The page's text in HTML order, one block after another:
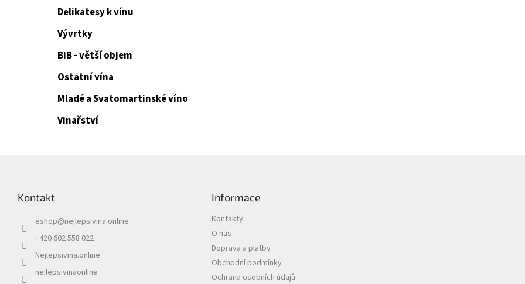
Delikatesy k vínu
Vývrtky
BiB - větší objem
Ostatní vína
Mladé a Svatomartinské víno
Vinařství
Kontakt
eshop@nejlepsivina.online
+420 602 558 022
Nejlepsivina.online
nejlepsivinaonline
Informace
Kontakty
O nás
Doprava a platby
Obchodní podmínky
Ochrana osobních údajů